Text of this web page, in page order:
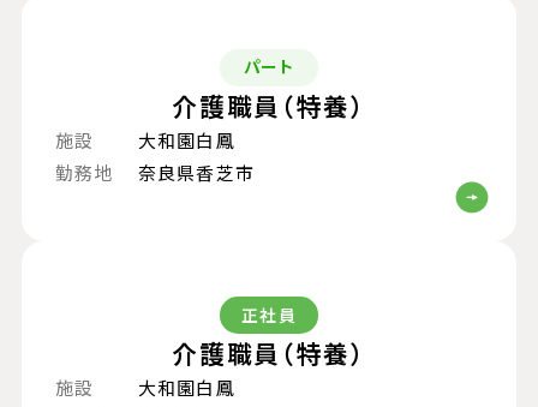
パート
介護職員（特養）
施設
大和園白鳳
勤務地
奈良県香芝市
正社員
介護職員（特養）
施設
大和園白鳳